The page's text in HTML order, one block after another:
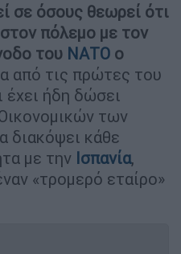
σε όσους θεωρεί ότι
πόλεμο με τον
του ΝΑΤΟ ο
από τις πρώτες του
έχει ήδη δώσει
των
διακόψει κάθε
με την Ισπανία,
«τρομερό εταίρο»